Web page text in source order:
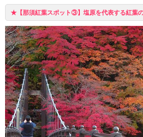
★【那須紅葉スポット③】塩原を代表する紅葉の